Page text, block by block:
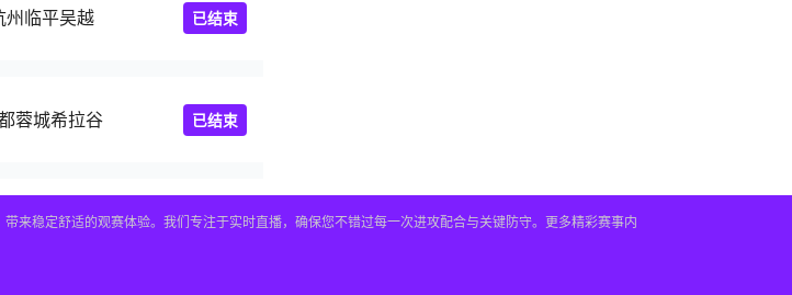
州临平吴越 已结束
蓉城希拉谷 已结束
稳定舒适的观赛体验。我们专注于实时直播，确保您不错过每一次进攻配合与关键防守。更多精彩赛事内